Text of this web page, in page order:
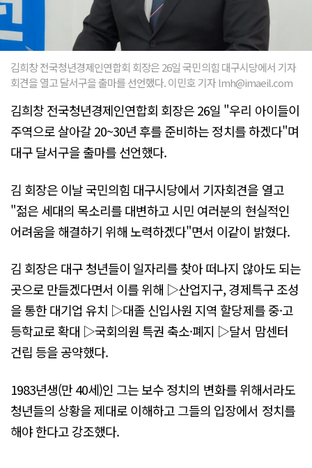
김희창 전국청년경제인연합회 회장은 26일 국민의힘 대구시당에서 기자
회견을 열고 달서구을 출마를 선언했다. 이민호 기자 lmh@imaeil.com
김희창 전국청년경제인연합회 회장은 26일 "우리 아이들이
주역으로 살아갈 20~30년 후를 준비하는 정치를 하겠다"며
대구 달서구을 출마를 선언했다.
김 회장은 이날 국민의힘 대구시당에서 기자회견을 열고
"젊은 세대의 목소리를 대변하고 시민 여러분의 현실적인
어려움을 해결하기 위해 노력하겠다"면서 이같이 밝혔다.
김 회장은 대구 청년들이 일자리를 찾아 떠나지 않아도 되는
곳으로 만들겠다면서 이를 위해 ▷산업지구, 경제특구 조성
을 통한 대기업 유치 ▷대졸 신입사원 지역 할당제를 중·고
등학교로 확대 ▷국회의원 특권 축소·폐지 ▷달서 맘센터
건립 등을 공약했다.
1983년생(만 40세)인 그는 보수 정치의 변화를 위해서라도
청년들의 상황을 제대로 이해하고 그들의 입장에서 정치를
해야 한다고 강조했다.